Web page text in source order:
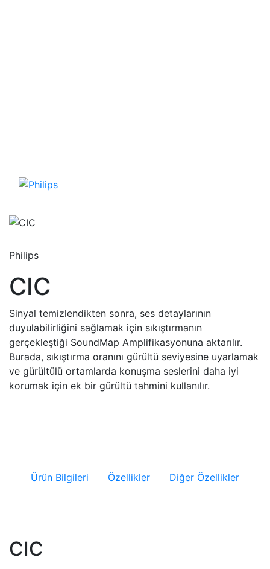
Philips
CIC
Sinyal temizlendikten sonra, ses detaylarının
duyulabilirliğini sağlamak için sıkıştırmanın
gerçekleştiği SoundMap Amplifikasyonuna aktarılır.
Burada, sıkıştırma oranını gürültü seviyesine uyarlamak
ve gürültülü ortamlarda konuşma seslerini daha iyi
korumak için ek bir gürültü tahmini kullanılır.
Ürün Bilgileri Özellikler Diğer Özellikler
CIC